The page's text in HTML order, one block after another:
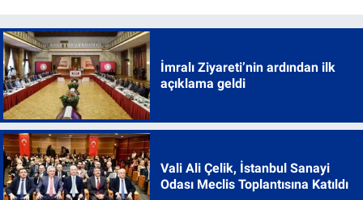
İmralı Ziyareti’nin ardından ilk
açıklama geldi
Vali Ali Çelik, İstanbul Sanayi
Odası Meclis Toplantısına Katıldı